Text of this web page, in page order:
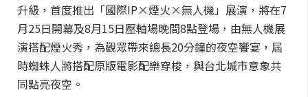
升級，首度推出「國際IP×煙火×無人機」展演，將在7
月25日開幕及8月15日壓軸場晚間8點登場，由無人機展
演搭配煙火秀，為觀眾帶來總長20分鐘的夜空饗宴，屆
時蜘蛛人將搭配原版電影配樂穿梭，與台北城市意象共
同點亮夜空。